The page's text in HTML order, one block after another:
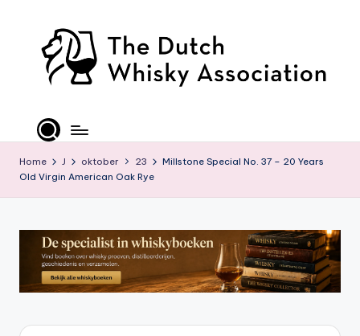
D
W
O
ffi
ci
al
Home J oktober 23
Millstone Special No. 37 – 20 Years
Old Virgin American Oak Rye